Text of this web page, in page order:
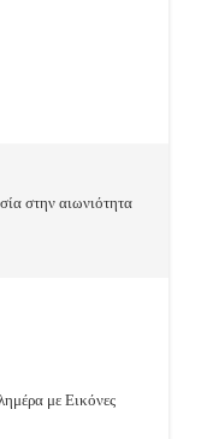
στην αιωνιότητα
με Εικόνες